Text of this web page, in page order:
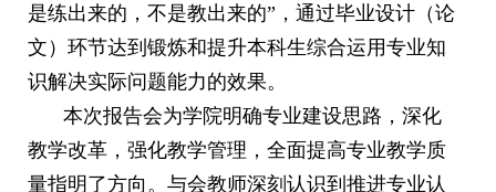
是练出来的，不是教出来的”，通过毕业设计（论
文）环节达到锻炼和提升本科生综合运用专业知
识解决实际问题能力的效果。
本次报告会为学院明确专业建设思路，深化
教学改革，强化教学管理，全面提高专业教学质
量指明了方向。与会教师深刻认识到推进专业认